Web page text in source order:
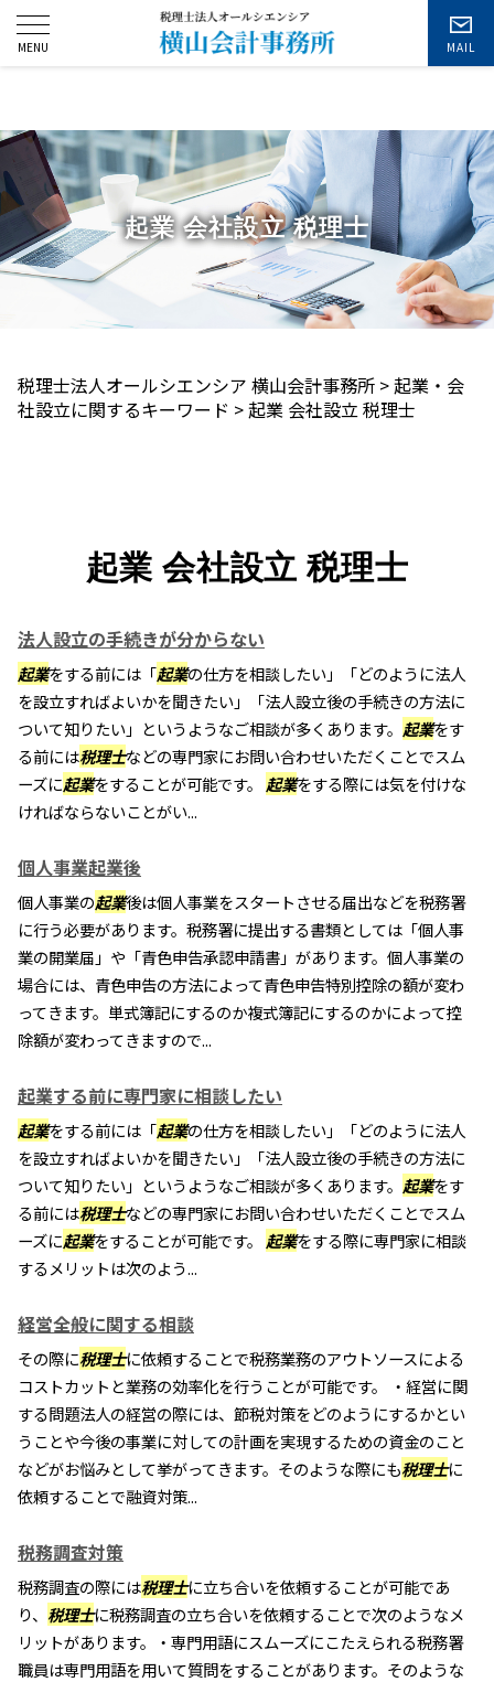
お問い合わせ
起業 会社設立 税理士
税理士法人オールシエンシア 横山会計事務所 >起業・会
社設立に関するキーワード >起業 会社設立 税理士
起業 会社設立 税理士
法人設立の手続きが分からない
起業をする前には「起業の仕方を相談したい」「どのように法人
を設立すればよいかを聞きたい」「法人設立後の手続きの方法に
ついて知りたい」というようなご相談が多くあります。 起業をす
る前には税理士などの専門家にお問い合わせいただくことでスム
ーズに起業をすることが可能です。 起業をする際には気を付けな
ければならないことがい...
個人事業起業後
個人事業の起業後は個人事業をスタートさせる届出などを税務署
に行う必要があります。税務署に提出する書類としては「個人事
業の開業届」や「青色申告承認申請書」があります。個人事業の
場合には、青色申告の方法によって青色申告特別控除の額が変わ
ってきます。単式簿記にするのか複式簿記にするのかによって控
除額が変わってきますので...
起業する前に専門家に相談したい
起業をする前には「起業の仕方を相談したい」「どのように法人
を設立すればよいかを聞きたい」「法人設立後の手続きの方法に
ついて知りたい」というようなご相談が多くあります。 起業をす
る前には税理士などの専門家にお問い合わせいただくことでスム
ーズに起業をすることが可能です。 起業をする際に専門家に相談
するメリットは次のよう...
経営全般に関する相談
その際に税理士に依頼することで税務業務のアウトソースによる
コストカットと業務の効率化を行うことが可能です。 ・経営に関
する問題法人の経営の際には、節税対策をどのようにするかとい
うことや今後の事業に対しての計画を実現するための資金のこと
などがお悩みとして挙がってきます。そのような際にも税理士に
依頼することで融資対策...
税務調査対策
税務調査の際には税理士に立ち合いを依頼することが可能であ
り、 税理士に税務調査の立ち合いを依頼することで次のようなメ
リットがあります。・専門用語にスムーズにこたえられる税務署
職員は専門用語を用いて質問をすることがあります。そのような